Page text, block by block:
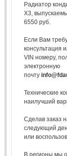
Радиатор
X3,
6550 руб.
Если Вам
консультация
VIN номеру,
электронную
почту
Технические
наилучший
Сделав заказ
следующий
или
В регионы мы